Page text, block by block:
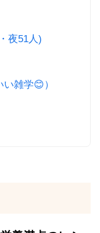
夜51人)
雑学😊）